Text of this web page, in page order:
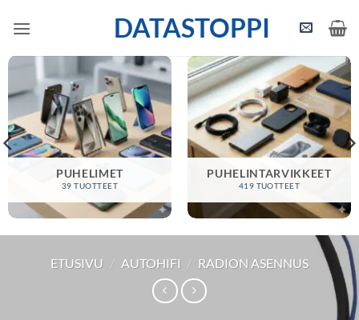
DATASTOPPI
PUHELIMET
39 TUOTTEET
PUHELINTARVIKKEET
419 TUOTTEET
ETUSIVU / AUTOHIFI / RADION ASENNUS